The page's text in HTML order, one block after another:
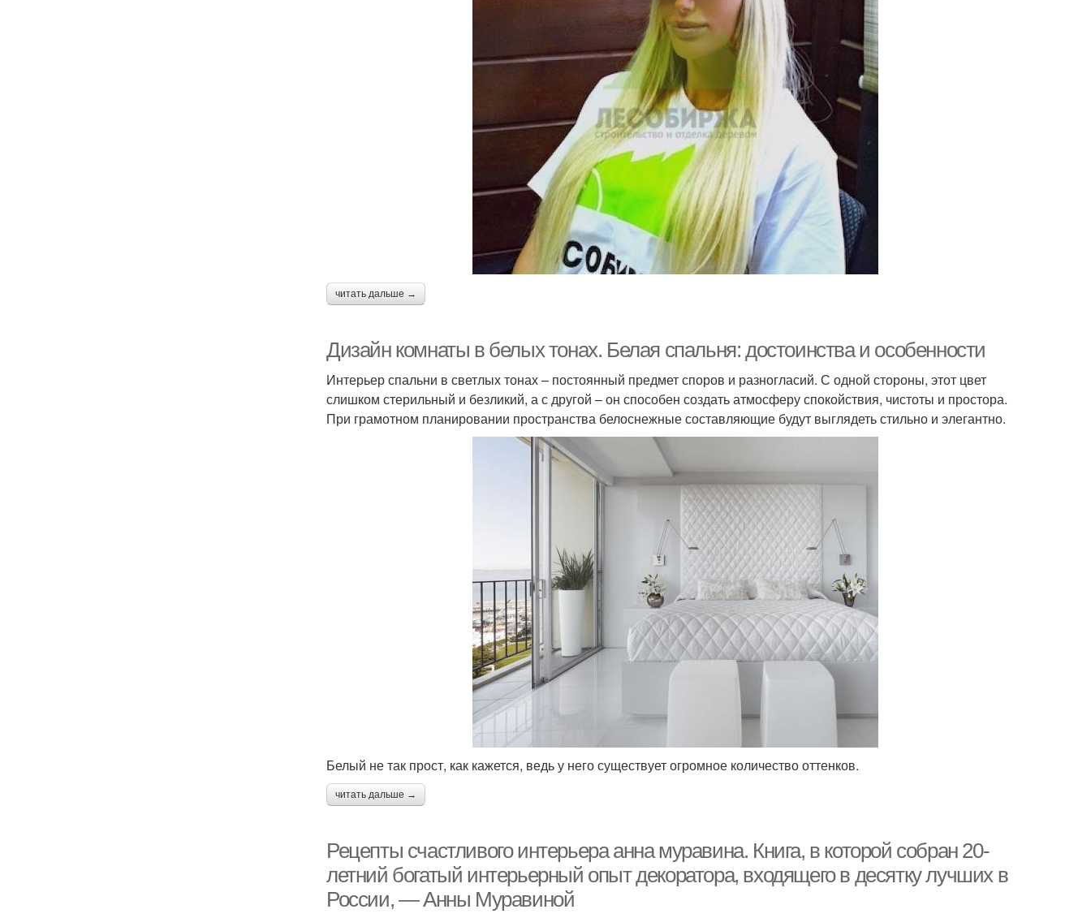
читать дальше →
Дизайн комнаты в белых тонах. Белая спальня: достоинства и особенности
Интерьер спальни в светлых тонах – постоянный предмет споров и разногласий. С одной стороны, этот цвет
слишком стерильный и безликий, а с другой – он способен создать атмосферу спокойствия, чистоты и простора.
При грамотном планировании пространства белоснежные составляющие будут выглядеть стильно и элегантно.
Белый не так прост, как кажется, ведь у него существует огромное количество оттенков.
читать дальше →
Рецепты счастливого интерьера анна муравина. Книга, в которой собран 20-
летний богатый интерьерный опыт декоратора, входящего в десятку лучших в
России, — Анны Муравиной